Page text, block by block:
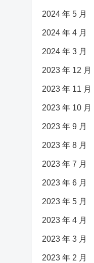
2024 年 5 月
2024 年 4 月
2024 年 3 月
2023 年 12 月
2023 年 11 月
2023 年 10 月
2023 年 9 月
2023 年 8 月
2023 年 7 月
2023 年 6 月
2023 年 5 月
2023 年 4 月
2023 年 3 月
2023 年 2 月